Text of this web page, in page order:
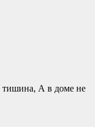
тишина, А в доме не